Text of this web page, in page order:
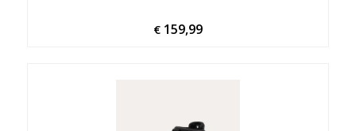
€159,99